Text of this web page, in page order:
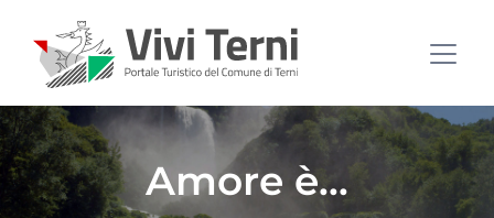
Amore è...